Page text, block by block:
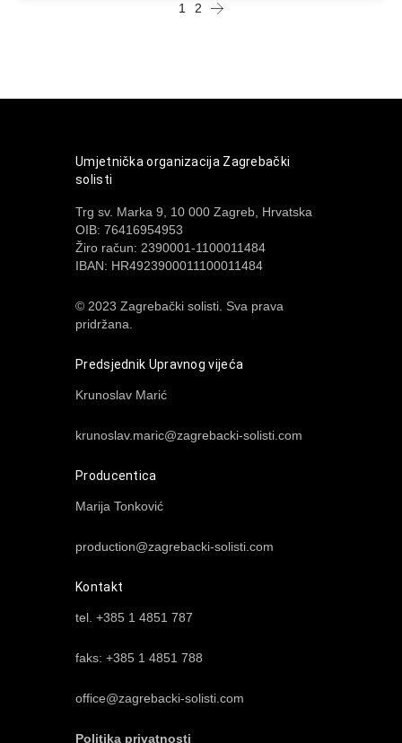
1 2
Umjetnička organizacija Zagrebački
solisti
Trg sv. Marka 9, 10 000 Zagreb, Hrvatska
OIB: 76416954953
Žiro račun: 2390001-1100011484
IBAN: HR4923900011100011484
© 2023 Zagrebački solisti. Sva prava
pridržana.
Predsjednik Upravnog vijeća
Krunoslav Marić
krunoslav.maric@zagrebacki-solisti.com
Producentica
Marija Tonković
production@zagrebacki-solisti.com
Kontakt
tel. +385 1 4851 787
faks: +385 1 4851 788
office@zagrebacki-solisti.com
Politika privatnosti